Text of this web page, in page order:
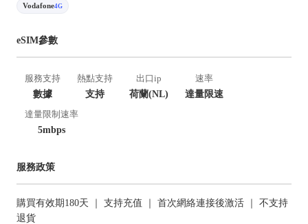
Vodafone4G
eSIM參數
服務支持
數據
熱點支持
支持
出口ip
荷蘭(NL)
速率
達量限速
達量限制速率
5mbps
服務政策
購買有效期180天 ｜ 支持充值 ｜ 首次網絡連接後激活 ｜ 不支持
退貨